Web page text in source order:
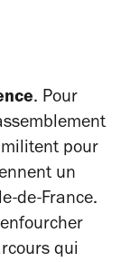
. Pour
pour
un
de-France.
qui